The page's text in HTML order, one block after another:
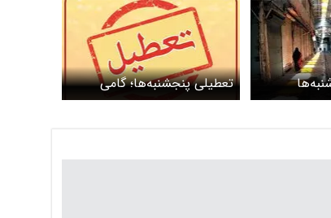
تعطیلی ۵ شنبه‌ها
تعطیلی پنجشنبه‌ها؛ گامی
به‌سوی بهبود کیفیت زندگی یا